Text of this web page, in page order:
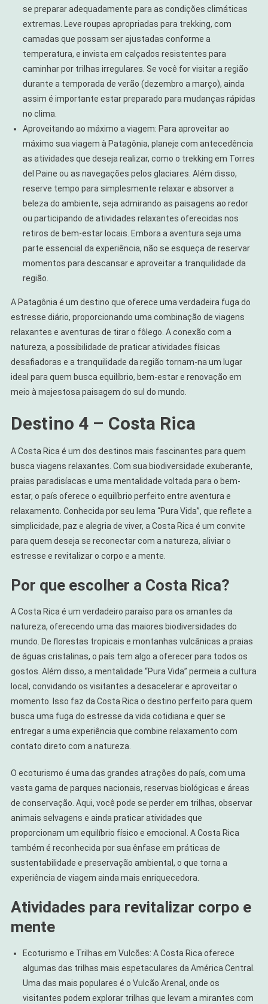
se preparar adequadamente para as condições climáticas
extremas. Leve roupas apropriadas para trekking, com
camadas que possam ser ajustadas conforme a
temperatura, e invista em calçados resistentes para
caminhar por trilhas irregulares. Se você for visitar a região
durante a temporada de verão (dezembro a março), ainda
assim é importante estar preparado para mudanças rápidas
no clima.
Aproveitando ao máximo a viagem: Para aproveitar ao
máximo sua viagem à Patagônia, planeje com antecedência
as atividades que deseja realizar, como o trekking em Torres
del Paine ou as navegações pelos glaciares. Além disso,
reserve tempo para simplesmente relaxar e absorver a
beleza do ambiente, seja admirando as paisagens ao redor
ou participando de atividades relaxantes oferecidas nos
retiros de bem-estar locais. Embora a aventura seja uma
parte essencial da experiência, não se esqueça de reservar
momentos para descansar e aproveitar a tranquilidade da
região.
A Patagônia é um destino que oferece uma verdadeira fuga do
estresse diário, proporcionando uma combinação de viagens
relaxantes e aventuras de tirar o fôlego. A conexão com a
natureza, a possibilidade de praticar atividades físicas
desafiadoras e a tranquilidade da região tornam-na um lugar
ideal para quem busca equilíbrio, bem-estar e renovação em
meio à majestosa paisagem do sul do mundo.
Destino 4 – Costa Rica
A Costa Rica é um dos destinos mais fascinantes para quem
busca viagens relaxantes. Com sua biodiversidade exuberante,
praias paradisíacas e uma mentalidade voltada para o bem-
estar, o país oferece o equilíbrio perfeito entre aventura e
relaxamento. Conhecida por seu lema “Pura Vida”, que reflete a
simplicidade, paz e alegria de viver, a Costa Rica é um convite
para quem deseja se reconectar com a natureza, aliviar o
estresse e revitalizar o corpo e a mente.
Por que escolher a Costa Rica?
A Costa Rica é um verdadeiro paraíso para os amantes da
natureza, oferecendo uma das maiores biodiversidades do
mundo. De florestas tropicais e montanhas vulcânicas a praias
de águas cristalinas, o país tem algo a oferecer para todos os
gostos. Além disso, a mentalidade “Pura Vida” permeia a cultura
local, convidando os visitantes a desacelerar e aproveitar o
momento. Isso faz da Costa Rica o destino perfeito para quem
busca uma fuga do estresse da vida cotidiana e quer se
entregar a uma experiência que combine relaxamento com
contato direto com a natureza.
O ecoturismo é uma das grandes atrações do país, com uma
vasta gama de parques nacionais, reservas biológicas e áreas
de conservação. Aqui, você pode se perder em trilhas, observar
animais selvagens e ainda praticar atividades que
proporcionam um equilíbrio físico e emocional. A Costa Rica
também é reconhecida por sua ênfase em práticas de
sustentabilidade e preservação ambiental, o que torna a
experiência de viagem ainda mais enriquecedora.
Atividades para revitalizar corpo e
mente
Ecoturismo e Trilhas em Vulcões: A Costa Rica oferece
algumas das trilhas mais espetaculares da América Central.
Uma das mais populares é o Vulcão Arenal, onde os
visitantes podem explorar trilhas que levam a mirantes com